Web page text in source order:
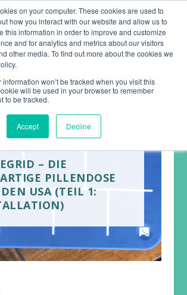
on your computer. These cookies are used to
how you interact with our website and allow us to
this information in order to improve and customize
and for analytics and metrics about our visitors
other media. To find out more about the cookies we
information won’t be tracked when you visit this
will be used in your browser to remember
to be tracked.
Accept Decline
– DIE
PILLENDOSE
USA (TEIL 1: